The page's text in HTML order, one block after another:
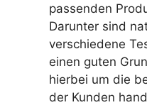
passenden
Darunter sind
verschiedene
einen guten
hierbei um die
der Kunden